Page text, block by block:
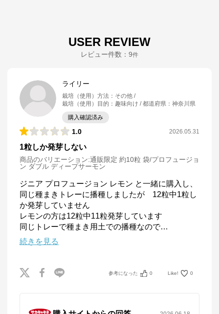
USER REVIEW
レビュー件数： 9件
ライリー
栽培（使用）方法 ： その他
栽培（使用）目的 ： 趣味向け 都道府県 ： 神奈川県
購入確認済み
1.0 2026.05.31
1粒しか発芽しない
商品のバリエーション:通販限定 約10粒 袋/プロフュージョ
ン ダブル ディープサーモン
ジニア プロフュージョン レモン と一緒に購入し、
同じ種まきトレーに播種しましたが　12粒中1粒し
か発芽していません
レモンの方は12粒中11粒発芽しています
同じトレーで種まき用土での播種なので…
続きを見る
参考になった 0 Like! 0